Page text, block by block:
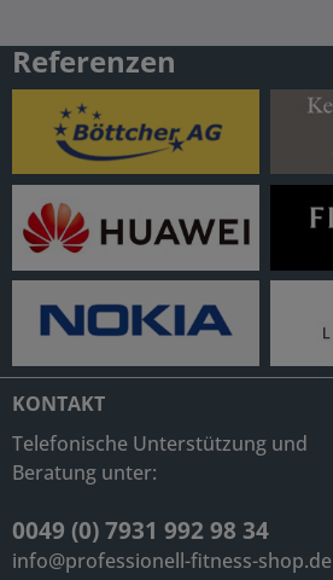
Referenzen
KONTAKT
Telefonische Unterstützung und
Beratung unter:
0049 (0) 7931 992 98 34
info@professionell-fitness-shop.de